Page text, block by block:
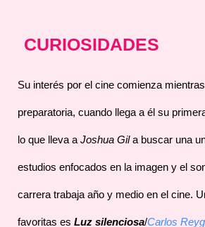
CURIOSIDADES
Su interés por el cine comienza
preparatoria, cuando llega a él su
lo que lleva a Joshua Gila buscar una
estudios enfocados en la imagen y el
carrera trabaja año y medio en el cine.
favoritas es Luz silenciosa/Carlos